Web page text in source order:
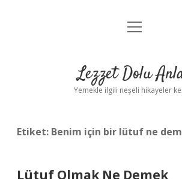
Anasayfa
Yasal Uyarı
menüyü
Lezzet Dolu
Yemekle ilgili neşeli hikayeler
Etiket: Benim için bir lütuf ne
Lütuf Olmak Ne Demek